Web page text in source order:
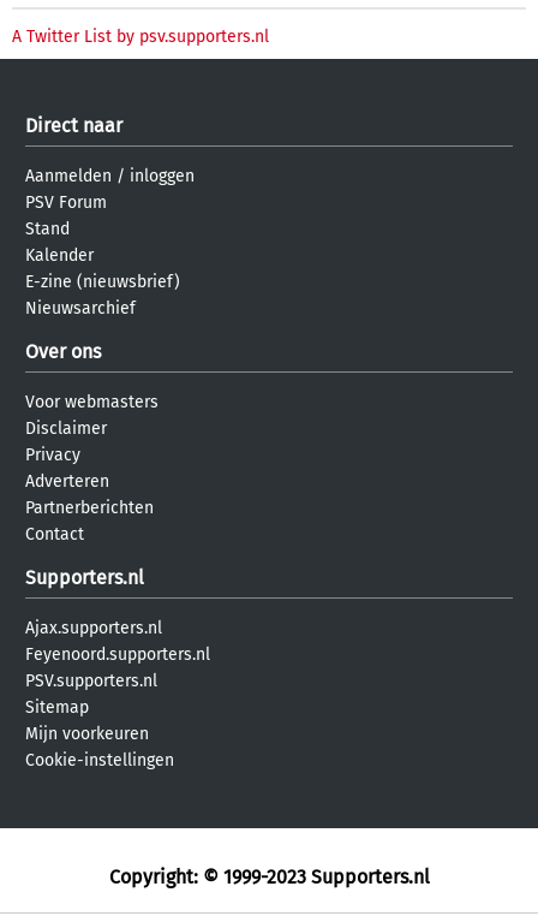
A Twitter List by psv.supporters.nl
Direct naar
Aanmelden / inloggen
PSV Forum
Stand
Kalender
E-zine (nieuwsbrief)
Nieuwsarchief
Over ons
Voor webmasters
Disclaimer
Privacy
Adverteren
Partnerberichten
Contact
Supporters.nl
Ajax.supporters.nl
Feyenoord.supporters.nl
PSV.supporters.nl
Sitemap
Mijn voorkeuren
Cookie-instellingen
Copyright: © 1999-2023 Supporters.nl